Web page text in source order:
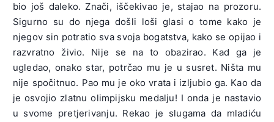
bio još daleko. Znači, iščekivao je, stajao na prozoru.
Sigurno su do njega došli loši glasi o tome kako je
njegov sin potratio sva svoja bogatstva, kako se opijao i
razvratno živio. Nije se na to obazirao. Kad ga je
ugledao, onako star, potrčao mu je u susret. Ništa mu
nije spočitnuo. Pao mu je oko vrata i izljubio ga. Kao da
je osvojio zlatnu olimpijsku medalju! I onda je nastavio
u svome pretjerivanju. Rekao je slugama da mladiću